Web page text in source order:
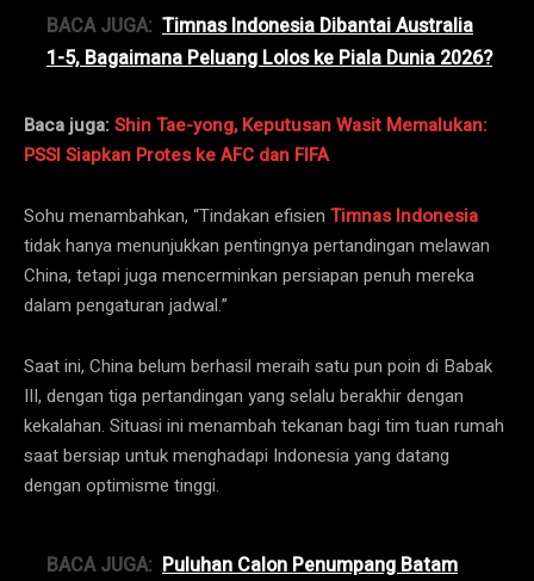
BACA JUGA: Timnas Indonesia Dibantai Australia
1-5, Bagaimana Peluang Lolos ke Piala Dunia 2026?
Baca juga:Shin Tae-yong, Keputusan Wasit Memalukan:
PSSI Siapkan Protes ke AFC dan FIFA
Sohu menambahkan, “Tindakan efisien Timnas Indonesia
tidak hanya menunjukkan pentingnya pertandingan melawan
China, tetapi juga mencerminkan persiapan penuh mereka
dalam pengaturan jadwal.”
Saat ini, China belum berhasil meraih satu pun poin di Babak
III, dengan tiga pertandingan yang selalu berakhir dengan
kekalahan. Situasi ini menambah tekanan bagi tim tuan rumah
saat bersiap untuk menghadapi Indonesia yang datang
dengan optimisme tinggi.
BACA JUGA: Puluhan Calon Penumpang Batam